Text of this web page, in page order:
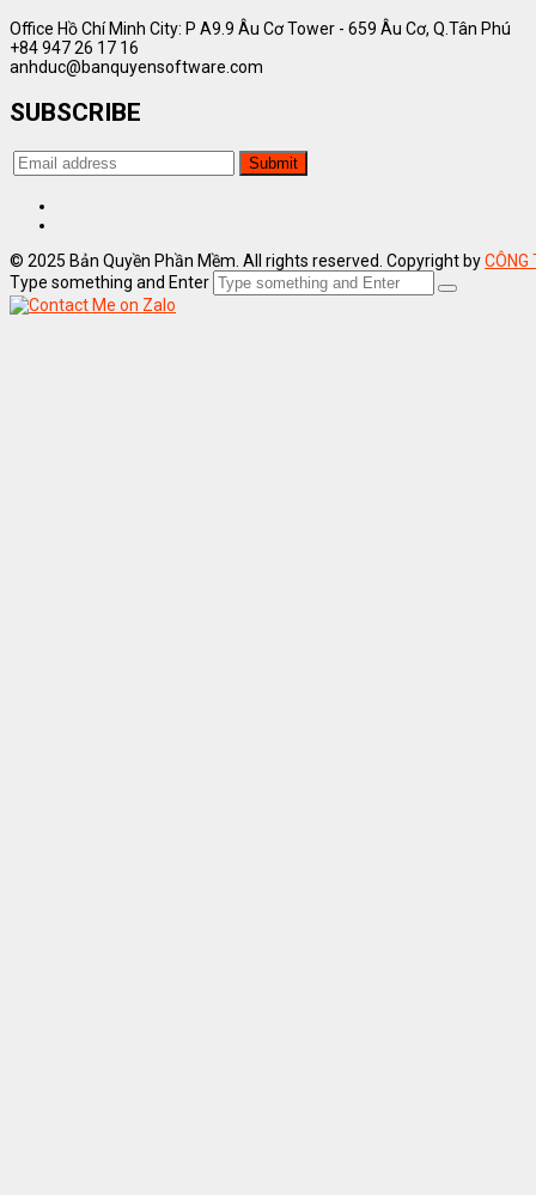
Office Hồ Chí Minh City: P A9.9 Âu Cơ Tower - 659 Âu Cơ, Q.Tân Phú
+84 947 26 17 16
anhduc@banquyensoftware.com
SUBSCRIBE
© 2025 Bản Quyền Phần Mềm. All rights reserved. Copyright byCÔNG
Type something and Enter